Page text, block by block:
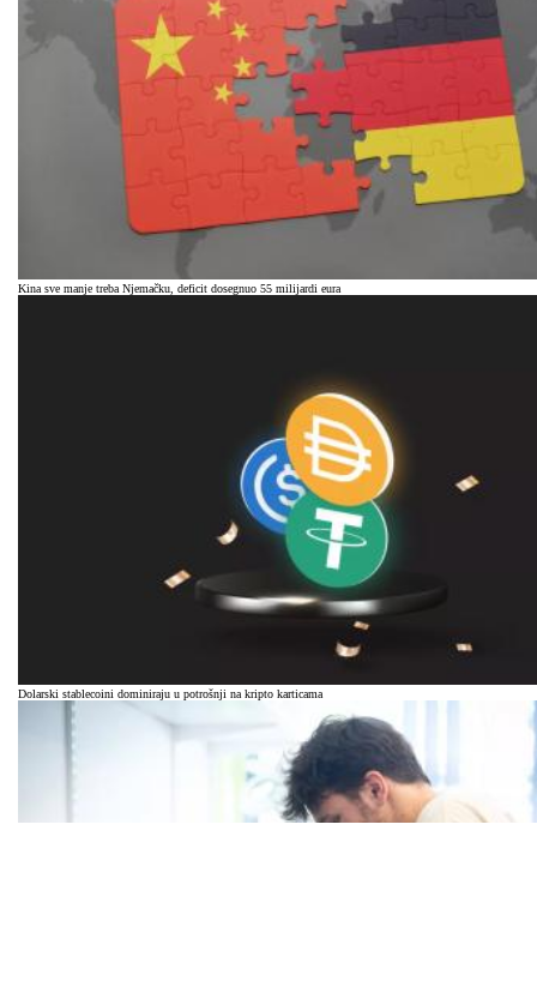
Kina sve manje treba Njemačku, deficit dosegnuo 55 milijardi eura
Dolarski stablecoini dominiraju u potrošnji na kripto karticama